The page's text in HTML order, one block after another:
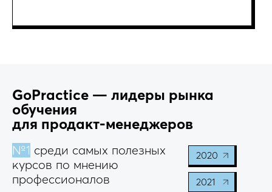
GoPractice — лидеры рынка
обучения
для продакт-менеджеров
№1 среди самых полезных
курсов по мнению
профессионалов
2020
2021